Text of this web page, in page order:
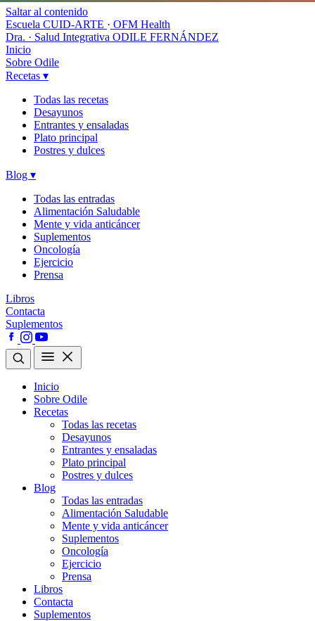
Saltar al contenido
Escuela CUID-ARTE · OFM Health
Dra. · Salud Integrativa ODILE FERNÁNDEZ
Inicio
Sobre Odile
Recetas ▾
Todas las recetas
Desayunos
Entrantes y ensaladas
Plato principal
Postres y dulces
Blog ▾
Todas las entradas
Alimentación Saludable
Mente y vida anticáncer
Suplementos
Oncología
Ejercicio
Prensa
Libros
Contacta
Suplementos
Inicio
Sobre Odile
Recetas
Todas las recetas
Desayunos
Entrantes y ensaladas
Plato principal
Postres y dulces
Blog
Todas las entradas
Alimentación Saludable
Mente y vida anticáncer
Suplementos
Oncología
Ejercicio
Prensa
Libros
Contacta
Suplementos